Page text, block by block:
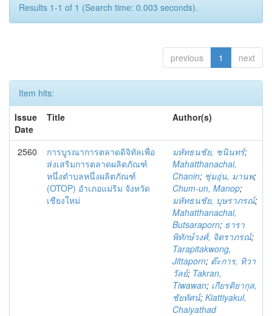
Results 1-1 of 1 (Search time: 0.003 seconds).
previous 1 next
Item hits:
Issue
Date
Title Author(s)
2560
การบูรณาการตลาดดิจิทัลเพื่อ
ส่งเสริมการตลาดผลิตภัณฑ์
หนึ่งตำบลหนึ่งผลิตภัณฑ์
(OTOP) อำเภอแม่ริม จังหวัด
เชียงใหม่
มหัทธนชัย, ชนินทร์;
Mahatthanachai,
Chanin; ชุ่มอุ่น, มานพ;
Chum-un, Manop;
มหัทธนชัย, บุษราภรณ์;
Mahatthanachai,
Butsaraporn; ธารา
พิทักษ์วงศ์, จิตราภรณ์;
Tarapitakwong,
Jittaporn; ต๊ะการ, ทิวา
วัลย์; Takran,
Tiwawan; เกียรติยากุล,
ชัยทัศน์; Kiattiyakul,
Chaiyathad